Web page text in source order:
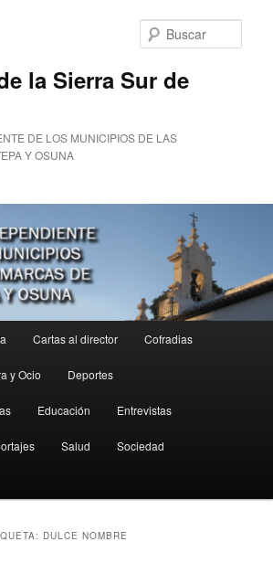
la Sierra Sur de
DE LOS MUNICIPIOS DE LAS
Y OSUNA
Cartas al director Cofradias
y Ocio Deportes
Educación Entrevistas
Salud Sociedad
DULCE NOMBRE